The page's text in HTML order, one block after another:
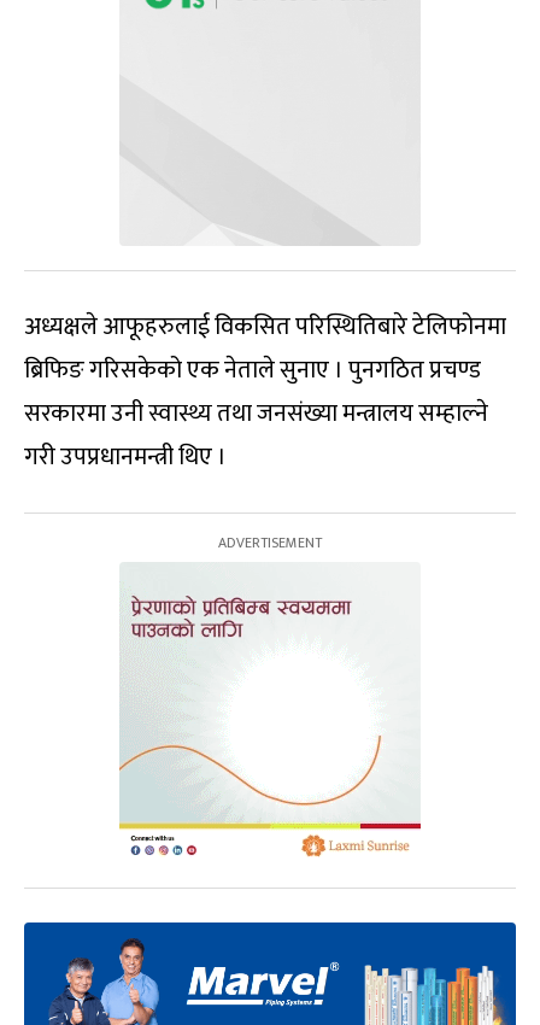
अध्यक्षले आफूहरुलाई विकसित परिस्थितिबारे टेलिफोनमा
ब्रिफिङ गरिसकेको एक नेताले सुनाए । पुनगठित प्रचण्ड
सरकारमा उनी स्वास्थ्य तथा जनसंख्या मन्त्रालय सम्हाल्ने
गरी उपप्रधानमन्त्री थिए ।